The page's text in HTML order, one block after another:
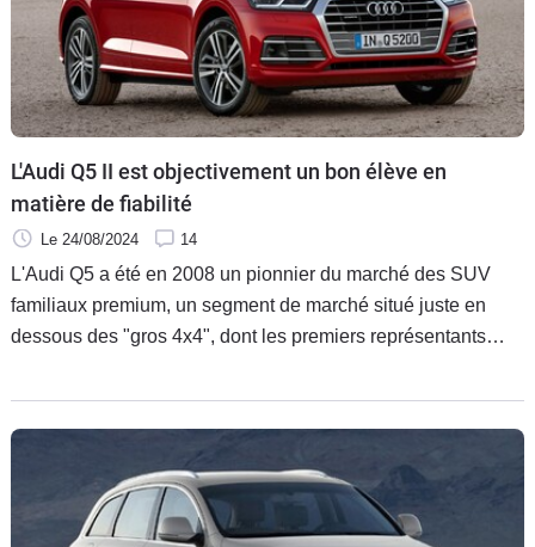
Utilitaires
Flottes
Auto
Services
L'Audi Q5 II est objectivement un bon élève en
matière de fiabilité
Le 24/08/2024 14
L'Audi Q5 a été en 2008 un pionnier du marché des SUV
familiaux premium, un segment de marché situé juste en
dessous des "gros 4x4", dont les premiers représentants
X5 en 1999.